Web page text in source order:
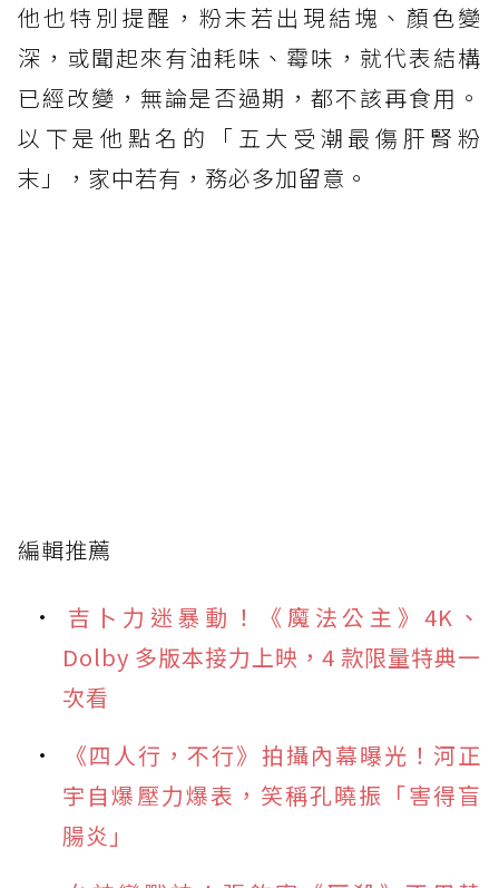
他也特別提醒，粉末若出現結塊、顏色變
深，或聞起來有油耗味、霉味，就代表結構
已經改變，無論是否過期，都不該再食用。
以下是他點名的「五大受潮最傷肝腎粉
末」，家中若有，務必多加留意。
編輯推薦
吉卜力迷暴動！《魔法公主》4K、
Dolby 多版本接力上映，4 款限量特典一
次看
《四人行，不行》拍攝內幕曝光！河正
宇自爆壓力爆表，笑稱孔曉振「害得盲
腸炎」